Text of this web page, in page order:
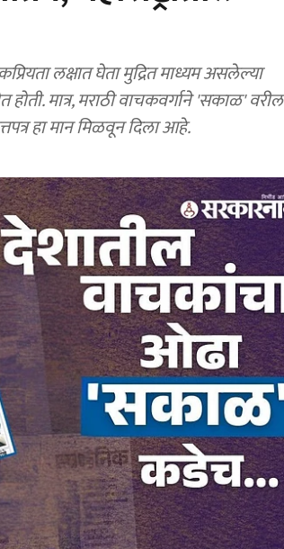
लक्षात घेता मुद्रित माध्यम असलेल्या
होती. मात्र, मराठी वाचकवर्गाने 'सकाळ' वरील
हा मान मिळवून दिला आहे.